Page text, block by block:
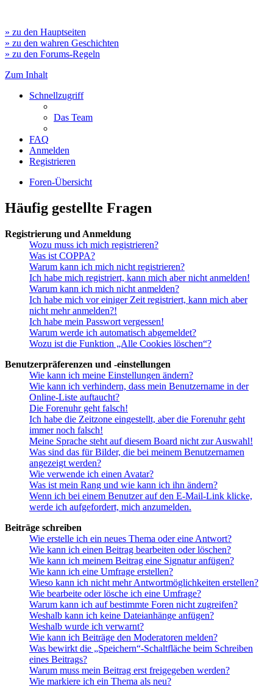
» zu den Hauptseiten
» zu den wahren Geschichten
» zu den Forums-Regeln
Zum Inhalt
Schnellzugriff
Das Team
FAQ
Anmelden
Registrieren
Foren-Übersicht
Häufig gestellte Fragen
Registrierung und Anmeldung
Wozu muss ich mich registrieren?
Was ist COPPA?
Warum kann ich mich nicht registrieren?
Ich habe mich registriert, kann mich aber nicht anmelden!
Warum kann ich mich nicht anmelden?
Ich habe mich vor einiger Zeit registriert, kann mich aber
nicht mehr anmelden?!
Ich habe mein Passwort vergessen!
Warum werde ich automatisch abgemeldet?
Wozu ist die Funktion „Alle Cookies löschen“?
Benutzerpräferenzen und -einstellungen
Wie kann ich meine Einstellungen ändern?
Wie kann ich verhindern, dass mein Benutzername in der
Online-Liste auftaucht?
Die Forenuhr geht falsch!
Ich habe die Zeitzone eingestellt, aber die Forenuhr geht
immer noch falsch!
Meine Sprache steht auf diesem Board nicht zur Auswahl!
Was sind das für Bilder, die bei meinem Benutzernamen
angezeigt werden?
Wie verwende ich einen Avatar?
Was ist mein Rang und wie kann ich ihn ändern?
Wenn ich bei einem Benutzer auf den E-Mail-Link klicke,
werde ich aufgefordert, mich anzumelden.
Beiträge schreiben
Wie erstelle ich ein neues Thema oder eine Antwort?
Wie kann ich einen Beitrag bearbeiten oder löschen?
Wie kann ich meinem Beitrag eine Signatur anfügen?
Wie kann ich eine Umfrage erstellen?
Wieso kann ich nicht mehr Antwortmöglichkeiten erstellen?
Wie bearbeite oder lösche ich eine Umfrage?
Warum kann ich auf bestimmte Foren nicht zugreifen?
Weshalb kann ich keine Dateianhänge anfügen?
Weshalb wurde ich verwarnt?
Wie kann ich Beiträge den Moderatoren melden?
Was bewirkt die „Speichern“-Schaltfläche beim Schreiben
eines Beitrags?
Warum muss mein Beitrag erst freigegeben werden?
Wie markiere ich ein Thema als neu?